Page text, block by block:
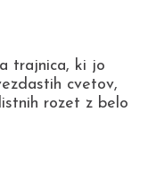
trajnica, ki jo
cvetov,
rozet z belo